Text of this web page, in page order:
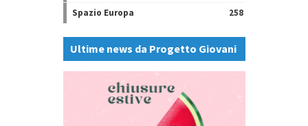
Spazio Europa
258
Ultime news da Progetto Giovani